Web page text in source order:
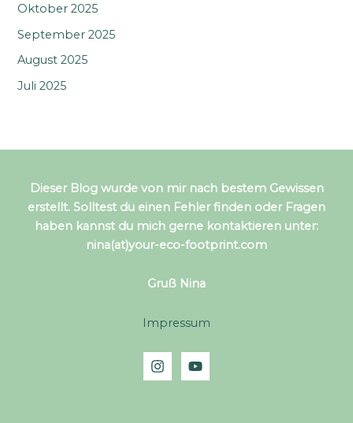
Oktober 2025
September 2025
August 2025
Juli 2025
Dieser Blog wurde von mir nach bestem Gewissen
erstellt. Solltest du einen Fehler finden oder Fragen
haben kannst du mich gerne kontaktieren unter:
nina(at)your-eco-footprint.com
Gruß Nina
Impressum